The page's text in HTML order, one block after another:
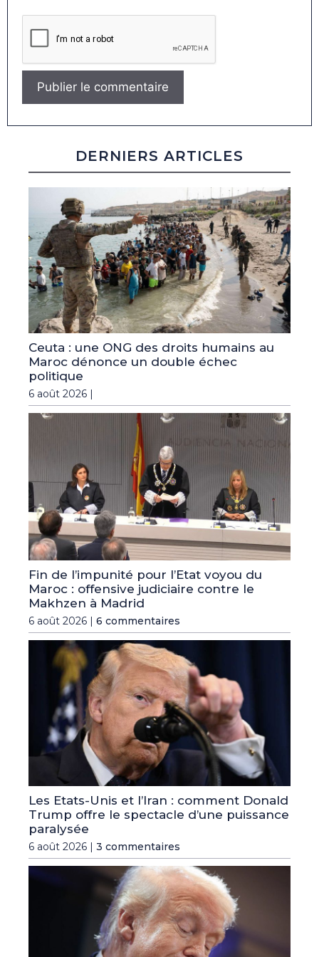
DERNIERS ARTICLES
Ceuta : une ONG des droits humains au
Maroc dénonce un double échec
politique
6 août 2026 |
Fin de l’impunité pour l’Etat voyou du
Maroc : offensive judiciaire contre le
Makhzen à Madrid
6 août 2026 | 6 commentaires
Les Etats-Unis et l’Iran : comment Donald
Trump offre le spectacle d’une puissance
paralysée
6 août 2026 | 3 commentaires